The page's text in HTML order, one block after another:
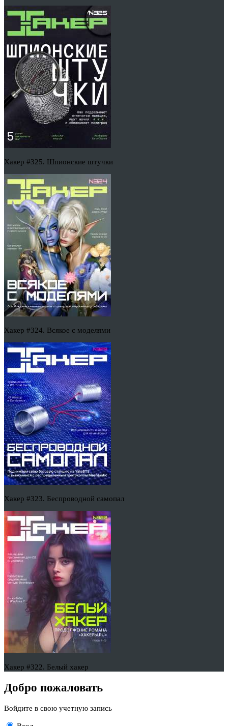
Хакер #325. Шпионские штучки
Хакер #324. Всякое с моделями
Хакер #323. Беспроводной самопал
Хакер #322. Белый хакер
Добро пожаловать
Войдите в свою учетную запись